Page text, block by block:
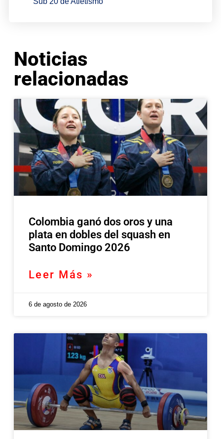
Noticias
relacionadas
Colombia ganó dos oros y una
plata en dobles del squash en
Santo Domingo 2026
Leer Más »
6 de agosto de 2026